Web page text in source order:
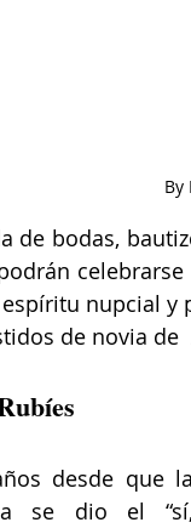
By
de bodas,
nupcial y
de novia de
se dio el “sí,